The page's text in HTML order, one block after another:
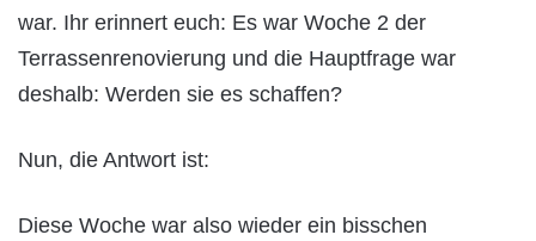
war. Ihr erinnert euch: Es war Woche 2 der
Terrassenrenovierung und die Hauptfrage war
deshalb: Werden sie es schaffen?
Nun, die Antwort ist:
Diese Woche war also wieder ein bisschen